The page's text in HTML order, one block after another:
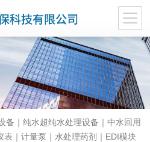
备｜纯水超纯水处理设备｜中水回用
表｜计量泵｜水处理药剂｜EDI模块